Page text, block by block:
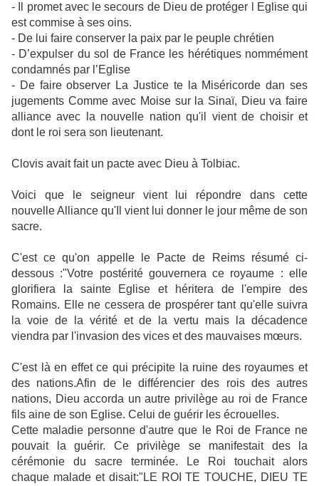
- Il promet avec le secours de Dieu de protéger l Eglise qui
est commise à ses oins.
- De lui faire conserver la paix par le peuple chrétien
- D’expulser du sol de France les hérétiques nommément
condamnés par l’Eglise
- De faire observer La Justice te la Miséricorde dan ses
jugements Comme avec Moise sur la Sinaï, Dieu va faire
alliance avec la nouvelle nation qu'il vient de choisir et
dont le roi sera son lieutenant.
Clovis avait fait un pacte avec Dieu à Tolbiac.
Voici que le seigneur vient lui répondre dans cette
nouvelle Alliance qu'Il vient lui donner le jour même de son
sacre.
C'est ce qu'on appelle le Pacte de Reims résumé ci-
dessous :"Votre postérité gouvernera ce royaume : elle
glorifiera la sainte Eglise et héritera de l'empire des
Romains. Elle ne cessera de prospérer tant qu'elle suivra
la voie de la vérité et de la vertu mais la décadence
viendra par l'invasion des vices et des mauvaises mœurs.
C'est là en effet ce qui précipite la ruine des royaumes et
des nations.Afin de le différencier des rois des autres
nations, Dieu accorda un autre privilège au roi de France
fils aine de son Eglise. Celui de guérir les écrouelles.
Cette maladie personne d'autre que le Roi de France ne
pouvait la guérir. Ce privilège se manifestait des la
cérémonie du sacre terminée. Le Roi touchait alors
chaque malade et disait:"LE ROI TE TOUCHE, DIEU TE